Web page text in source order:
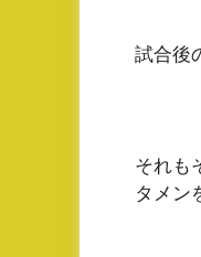
試合後
それも
タメン